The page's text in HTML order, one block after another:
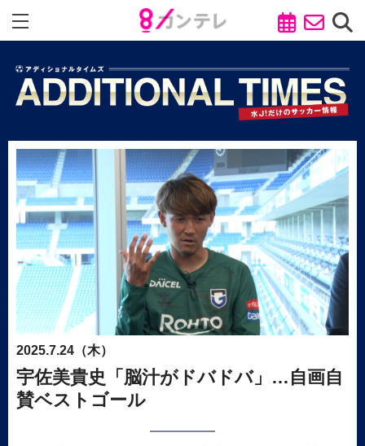
2025.7.24（木）
宇佐美貴史「脳汁がドバドバ」…自画自
賛ベストゴール